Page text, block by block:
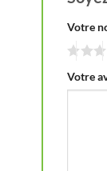
Votre
Votre